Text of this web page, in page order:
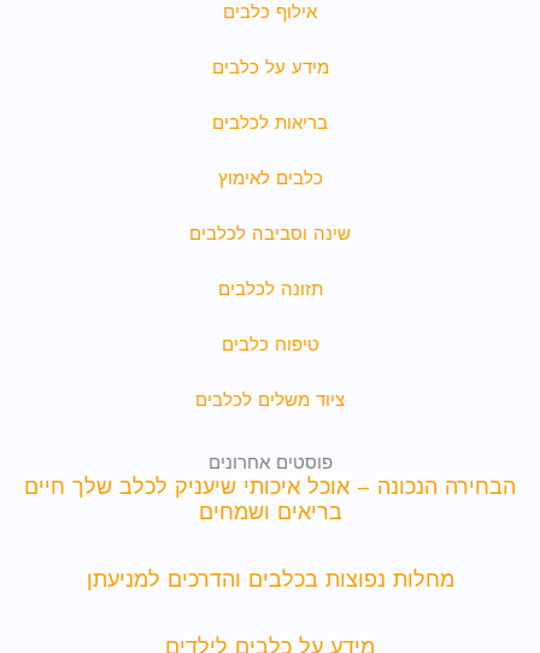
אילוף כלבים
מידע על כלבים
בריאות לכלבים
כלבים לאימוץ
שינה וסביבה לכלבים
תזונה לכלבים
טיפוח כלבים
ציוד משלים לכלבים
פוסטים אחרונים
הבחירה הנכונה – אוכל איכותי שיעניק לכלב שלך חיים
בריאים ושמחים
מחלות נפוצות בכלבים והדרכים למניעתן
מידע על כלבים לילדים